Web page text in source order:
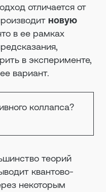
отличается от
новую
в ее рамках
в эксперименте,
вариант.
коллапса?
теорий
квантово-
некоторым